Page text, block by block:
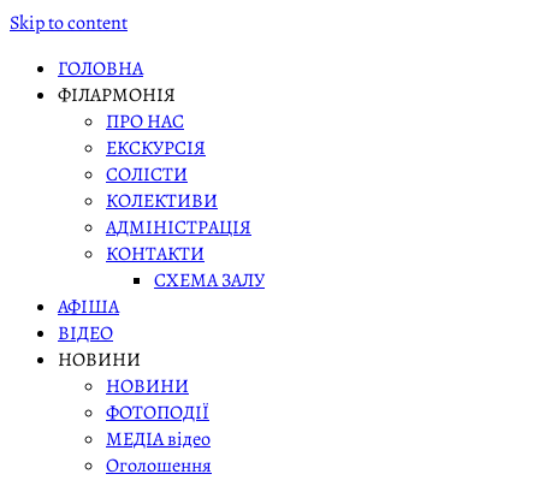
Skip to content
ГОЛОВНА
ФІЛАРМОНІЯ
ПРО НАС
ЕКСКУРСІЯ
СОЛІСТИ
КОЛЕКТИВИ
АДМІНІСТРАЦІЯ
КОНТАКТИ
СХЕМА ЗАЛУ
АФІША
ВІДЕО
НОВИНИ
НОВИНИ
ФОТОПОДІЇ
МЕДІА відео
Оголошення